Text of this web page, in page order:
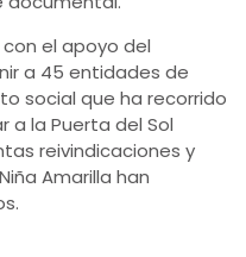
el apoyo del
a 45 entidades de
social que ha recorrido
a la Puerta del Sol
reivindicaciones y
Amarilla han